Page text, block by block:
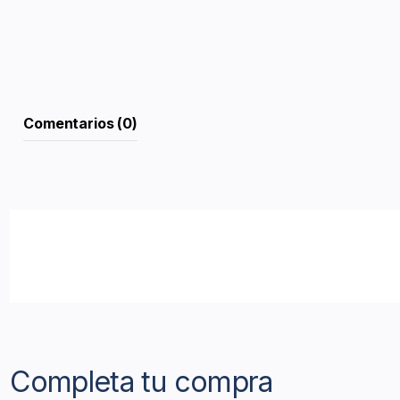
Comentarios (0)
Completa tu compra